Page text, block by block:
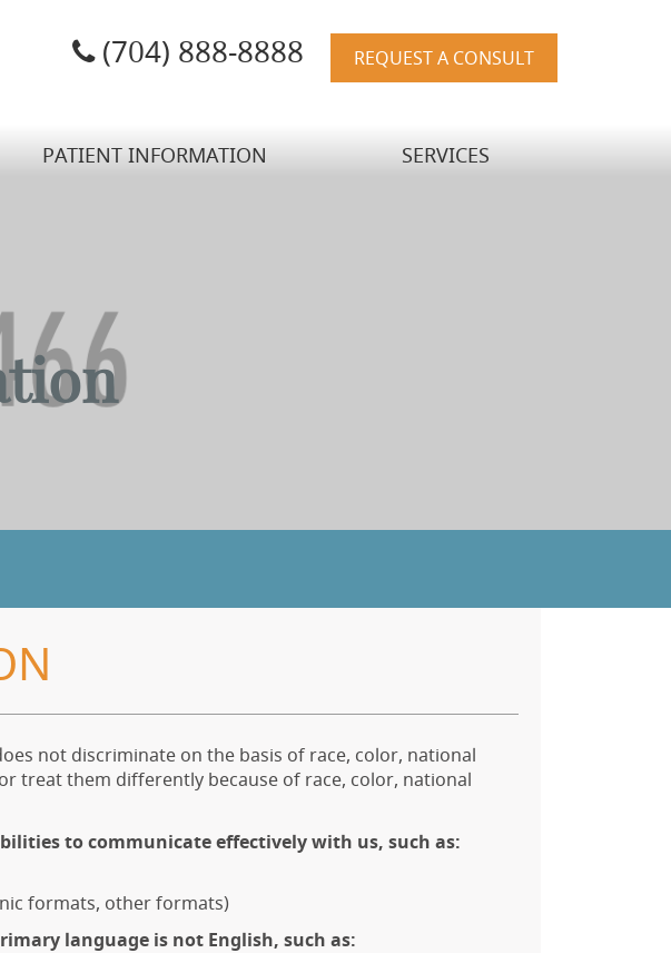
(704) 888-8888 REQUEST A CONSULT
PATIENT INFORMATION SERVICES
not discriminate on the basis of race, color, national
treat them differently because of race, color, national
to communicate effectively with us, such as:
formats, other formats)
language is not English, such as: